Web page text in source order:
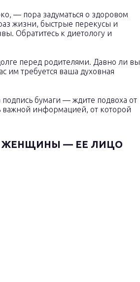
— пора задуматься о здоровом
жизни, быстрые перекусы и
Обратитесь к диетологу и
перед родителями. Давно ли вы
им требуется ваша духовная
бумаги — ждите подвоха от
информацией, от которой
ЖЕНЩИНЫ — ЕЕ ЛИЦО